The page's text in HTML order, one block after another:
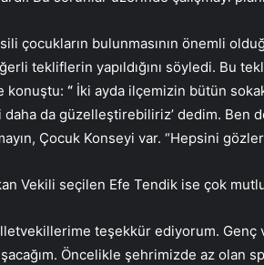
çocukların bulunmasının önemli
tekliflerin yapıldığını söyledi. Bu
konuştu: “ İki ayda ilçemizin bütün
daha da güzelleştirebiliriz’ dedim. Ben
Çocuk Konseyi var. “Hepsini
Vekili seçilen Efe Tendik ise çok
teşekkür ediyorum. Genç
Öncelikle şehrimizde az olan